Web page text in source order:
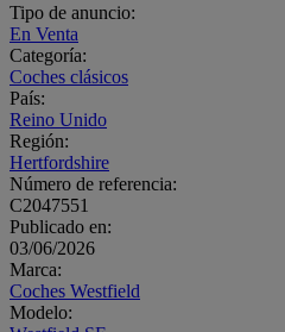
Tipo de anuncio:
En Venta
Categoría:
Coches clásicos
País:
Reino Unido
Región:
Hertfordshire
Número de referencia:
C2047551
Publicado en:
03/06/2026
Marca:
Coches Westfield
Modelo: